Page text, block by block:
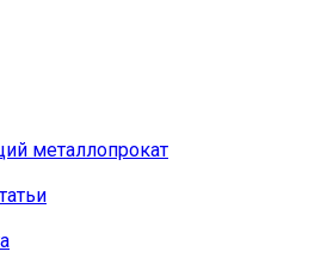
металлопрокат